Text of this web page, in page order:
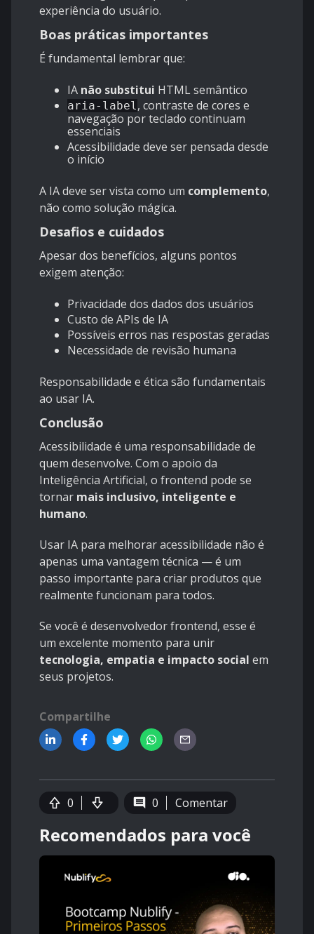
experiência do usuário.
Boas práticas importantes
É fundamental lembrar que:
IA não substitui HTML semântico
aria-label, contraste de cores e
navegação por teclado continuam
essenciais
Acessibilidade deve ser pensada desde
o início
A IA deve ser vista como um complemento,
não como solução mágica.
Desafios e cuidados
Apesar dos benefícios, alguns pontos
exigem atenção:
Privacidade dos dados dos usuários
Custo de APIs de IA
Possíveis erros nas respostas geradas
Necessidade de revisão humana
Responsabilidade e ética são fundamentais
ao usar IA.
Conclusão
Acessibilidade é uma responsabilidade de
quem desenvolve. Com o apoio da
Inteligência Artificial, o frontend pode se
tornar mais inclusivo, inteligente e
humano.
Usar IA para melhorar acessibilidade não é
apenas uma vantagem técnica — é um
passo importante para criar produtos que
realmente funcionam para todos.
Se você é desenvolvedor frontend, esse é
um excelente momento para unir
tecnologia, empatia e impacto social em
seus projetos.
Compartilhe
0 0 Comentar
Recomendados para você